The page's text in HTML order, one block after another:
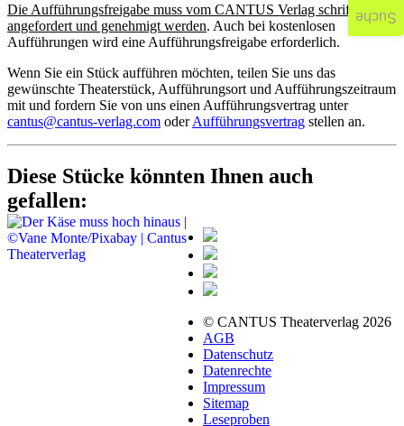
Die Aufführungsfreigabe muss vom CANTUS Verlag schriftlich
angefordert und genehmigt werden. Auch bei kostenlosen
Aufführungen wird eine Aufführungsfreigabe erforderlich.
Wenn Sie ein Stück aufführen möchten, teilen Sie uns das
gewünschte Theaterstück, Aufführungsort und Aufführungszeitraum
mit und fordern Sie von uns einen Aufführungsvertrag unter
cantus@cantus-verlag.com oderAufführungsvertrag stellen an.
Diese Stücke könnten Ihnen auch
gefallen:
© CANTUS Theaterverlag 2026
AGB
Datenschutz
Datenrechte
Impressum
Sitemap
Leseproben
Suche